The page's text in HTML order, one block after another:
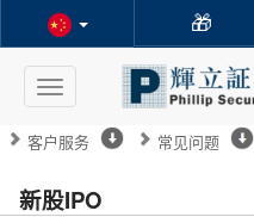
🎁
Toggle
navigation
客户服务 常见问题
新股IPO